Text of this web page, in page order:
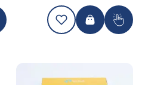
Link UB500